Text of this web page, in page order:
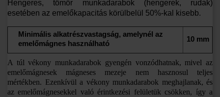
Hengeres, tömör munkadarabok (hengerek, rudak)
esetében az emelőkapacitás körülbelül 50%-kal kisebb.
Minimális alkatrészvastagság, amelynél az
emelőmágnes használható
10 mm
A túl vékony munkadarabok gyengén vonzódhatnak, mivel az
emelőmágnesek mágneses mezeje nem hasznosul teljes
mértékben. Ezenkívül a vékony munkadarabok meghajlanak, és
az emelőmágnesekkel való érintkezési felületük csökken, így a